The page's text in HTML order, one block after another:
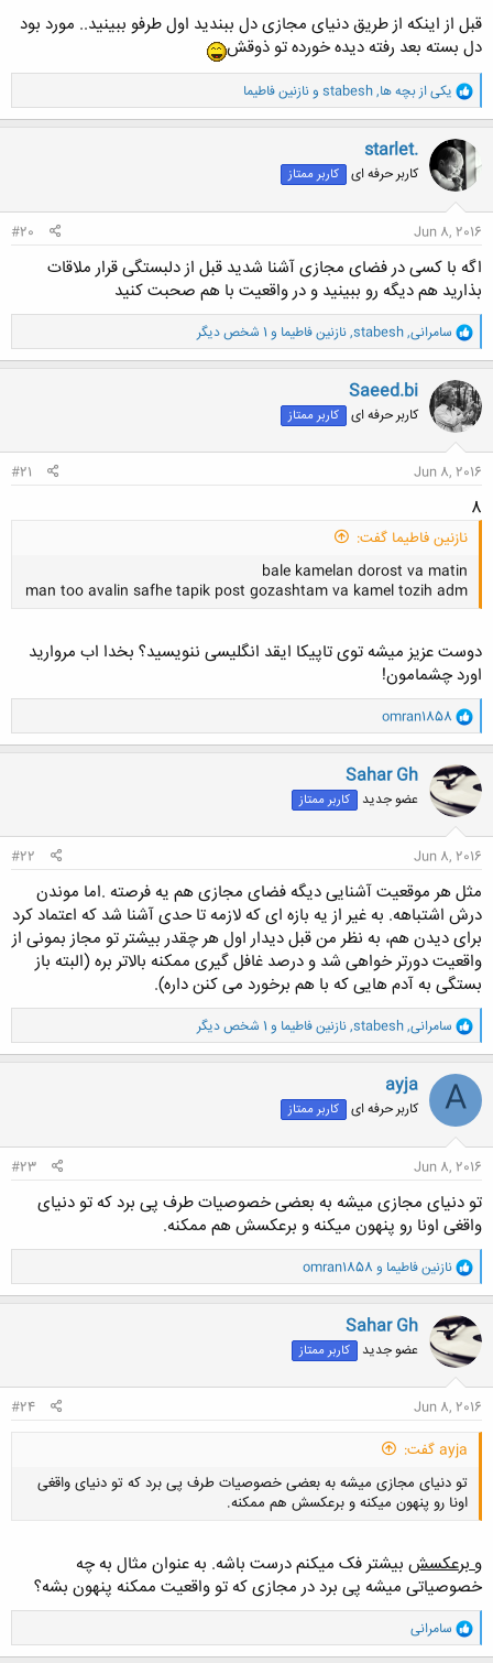
قبل از اینکه از طریق دنیای مجازی دل ببندید اول طرفو ببینید.. مورد بود
دل بسته بعد رفته دیده خورده تو ذوقش
و
ا
ک
ن
ش
ه
ا
یکی از بچه ها,
stabesh ونازنین فاطیما
starlet.
کاربر حرفه ای کاربر ممتاز
Jun 8, 2016
#20
اگه با کسی در فضای مجازی آشنا شدید قبل از دلبستگی قرار ملاقات
بذارید هم دیگه رو ببینید و در واقعیت با هم صحبت کنید
و
ا
ک
ن
ش
ه
ا
سامرانی,
stabesh
,نازنین فاطیما و 1 شخص دیگر
Saeed.bi
کاربر حرفه ای کاربر ممتاز
Jun 8, 2016
#21
8
نازنین فاطیما گفت:
bale kamelan dorost va matin
man too avalin safhe tapik post gozashtam va kamel tozih adm
دوست عزیز میشه توی تاپیکا ایقد انگلیسی ننویسید؟ بخدا اب مروارید
اورد چشمامون!
و
ا
ک
ن
ش
ه
ا
omran1858
Sahar Gh
عضو جدید کاربر ممتاز
Jun 8, 2016
#22
مثل هر موقعیت آشنایی دیگه فضای مجازی هم یه فرصته .اما موندن
درش اشتباهه. به غیر از یه بازه ای که لازمه تا حدی آشنا شد که اعتماد کرد
برای دیدن هم، به نظر من قبل دیدار اول هر چقدر بیشتر تو مجاز بمونی از
واقعیت دورتر خواهی شد و درصد غافل گیری ممکنه بالاتر بره (البته باز
بستگی به آدم هایی که با هم برخورد می کنن داره).
و
ا
ک
ن
ش
ه
ا
سامرانی,
stabesh
,نازنین فاطیما و 1 شخص دیگر
A
ayja
کاربر حرفه ای کاربر ممتاز
Jun 8, 2016
#23
تو دنیای مجازی میشه به بعضی خصوصیات طرف پی برد که تو دنیای
واقغی اونا رو پنهون میکنه و برعکسش هم ممکنه.
و
ا
ک
ن
ش
ه
ا
نازنین فاطیما و omran1858
Sahar Gh
عضو جدید کاربر ممتاز
Jun 8, 2016
#24
ayja گفت:
تو دنیای مجازی میشه به بعضی خصوصیات طرف پی برد که تو دنیای واقغی
اونا رو پنهون میکنه و برعکسش هم ممکنه.
و برعکسش بیشتر فک میکنم درست باشه. به عنوان مثال به چه
خصوصیاتی میشه پی برد در مجازی که تو واقعیت ممکنه پنهون بشه؟
و
ا
سامرانی